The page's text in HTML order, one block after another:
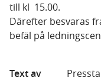
till kl 15.00.
Därefter besvaras
befäl på
Text av